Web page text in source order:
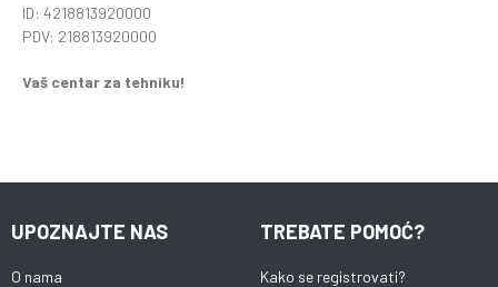
ID: 4218813920000
PDV: 218813920000
Vaš centar za tehniku!
UPOZNAJTE NAS
O nama
TREBATE POMOĆ?
Kako se registrovati?